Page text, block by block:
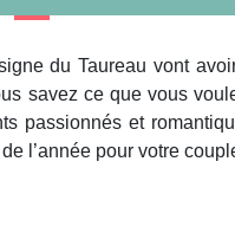
du Taureau vont
savez ce que vous
passionnés et
l’année pour votre